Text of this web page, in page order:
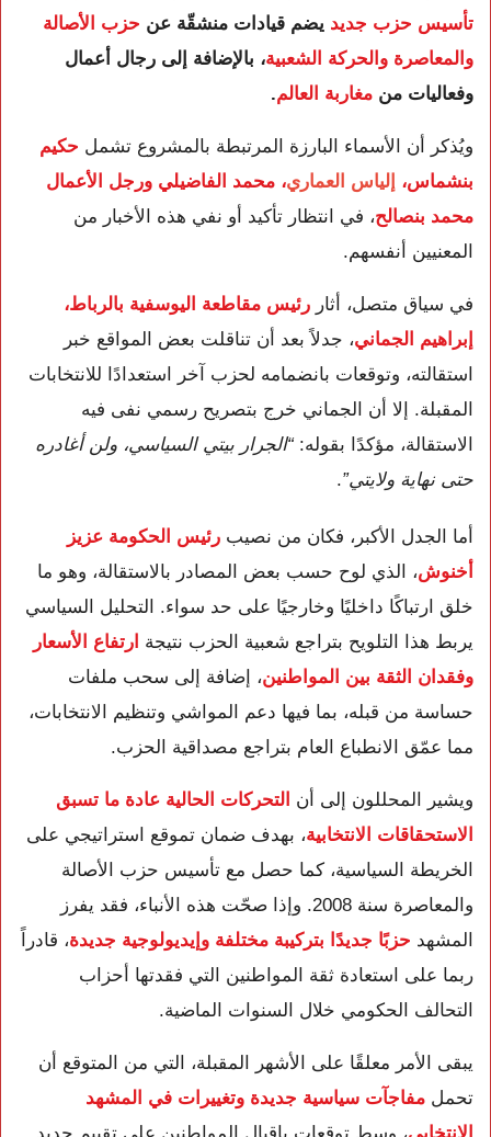
تأسيس حزب جديد يضم قيادات منشقّة عن حزب الأصالة
والمعاصرة والحركة الشعبية، بالإضافة إلى رجال أعمال
وفعاليات من مغاربة العالم.
ويُذكر أن الأسماء البارزة المرتبطة بالمشروع تشمل حكيم
بنشماس، إلياس العماري، محمد الفاضيلي ورجل الأعمال
محمد بنصالح، في انتظار تأكيد أو نفي هذه الأخبار من
المعنيين أنفسهم.
في سياق متصل، أثار رئيس مقاطعة اليوسفية بالرباط،
إبراهيم الجماني، جدلاً بعد أن تناقلت بعض المواقع خبر
استقالته، وتوقعات بانضمامه لحزب آخر استعدادًا للانتخابات
المقبلة. إلا أن الجماني خرج بتصريح رسمي نفى فيه
الاستقالة، مؤكدًا بقوله: “الجرار بيتي السياسي، ولن أغادره
حتى نهاية ولايتي”.
أما الجدل الأكبر، فكان من نصيب رئيس الحكومة عزيز
أخنوش، الذي لوح حسب بعض المصادر بالاستقالة، وهو ما
خلق ارتباكًا داخليًا وخارجيًا على حد سواء. التحليل السياسي
يربط هذا التلويح بتراجع شعبية الحزب نتيجة ارتفاع الأسعار
وفقدان الثقة بين المواطنين، إضافة إلى سحب ملفات
حساسة من قبله، بما فيها دعم المواشي وتنظيم الانتخابات،
مما عمّق الانطباع العام بتراجع مصداقية الحزب.
ويشير المحللون إلى أن التحركات الحالية عادة ما تسبق
الاستحقاقات الانتخابية، بهدف ضمان تموقع استراتيجي على
الخريطة السياسية، كما حصل مع تأسيس حزب الأصالة
والمعاصرة سنة 2008. وإذا صحّت هذه الأنباء، فقد يفرز
المشهد حزبًا جديدًا بتركيبة مختلفة وإيديولوجية جديدة، قادراً
ربما على استعادة ثقة المواطنين التي فقدتها أحزاب
التحالف الحكومي خلال السنوات الماضية.
يبقى الأمر معلقًا على الأشهر المقبلة، التي من المتوقع أن
تحمل مفاجآت سياسية جديدة وتغييرات في المشهد